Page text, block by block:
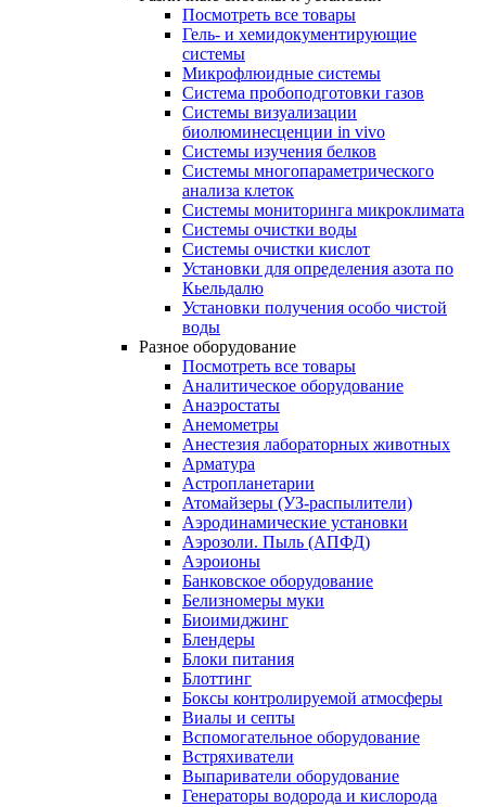
Посмотреть все товары
Гель- и хемидокументирующие
системы
Микрофлюидные системы
Система пробоподготовки газов
Системы визуализации
биолюминесценции in vivo
Системы изучения белков
Системы многопараметрического
анализа клеток
Системы мониторинга микроклимата
Системы очистки воды
Системы очистки кислот
Установки для определения азота по
Кьельдалю
Установки получения особо чистой
воды
Разное оборудование
Посмотреть все товары
Аналитическое оборудование
Анаэростаты
Анемометры
Анестезия лабораторных животных
Арматура
Астропланетарии
Атомайзеры (УЗ-распылители)
Аэродинамические установки
Аэрозоли. Пыль (АПФД)
Аэроионы
Банковское оборудование
Белизномеры муки
Биоимиджинг
Блендеры
Блоки питания
Блоттинг
Боксы контролируемой атмосферы
Виалы и септы
Вспомогательное оборудование
Встряхиватели
Выпариватели оборудование
Генераторы водорода и кислорода